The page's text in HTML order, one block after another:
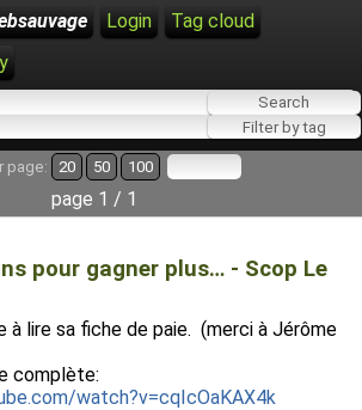
Login
Tag cloud
page: 20 50 100
page 1 / 1
pour gagner plus… - Scop Le
à lire sa fiche de paie. (merci à Jérôme
complète:
watch?v=cqIcOaKAX4k